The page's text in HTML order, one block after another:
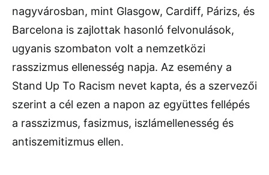
nagyvárosban, mint Glasgow, Cardiff, Párizs, és
Barcelona is zajlottak hasonló felvonulások,
ugyanis szombaton volt a nemzetközi
rasszizmus ellenesség napja. Az esemény a
Stand Up To Racism nevet kapta, és a szervezői
szerint a cél ezen a napon az együttes fellépés
a rasszizmus, fasizmus, iszlámellenesség és
antiszemitizmus ellen.